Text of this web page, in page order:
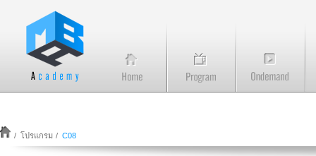
/ โปรแกรม / C08